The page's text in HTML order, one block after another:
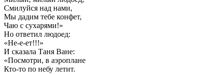
Смилуйся над нами,
Мы дадим тебе конфет,
Чаю с сухарями!»
Но ответил людоед:
«Не-е-ет!!!»
И сказала Таня Ване:
«Посмотри, в аэроплане
Кто-то по небу летит.